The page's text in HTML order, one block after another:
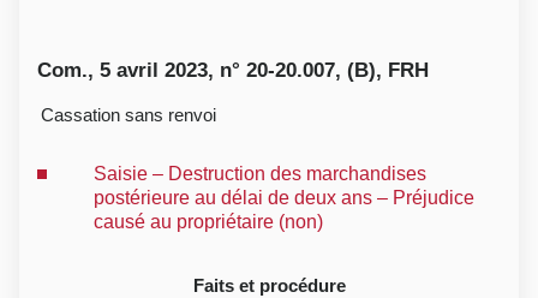
Com., 5 avril 2023, n° 20-20.007, (B), FRH
Cassation sans renvoi
Saisie – Destruction des marchandises
postérieure au délai de deux ans – Préjudice
causé au propriétaire (non)
Faits et procédure